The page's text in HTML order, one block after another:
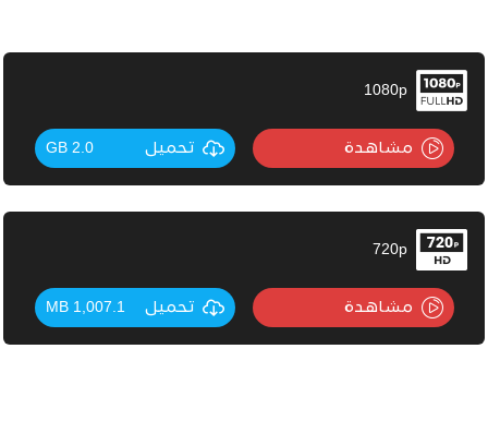
1080p
مشاهدة تحميل 2.0 GB
720p
مشاهدة تحميل 1,007.1 MB